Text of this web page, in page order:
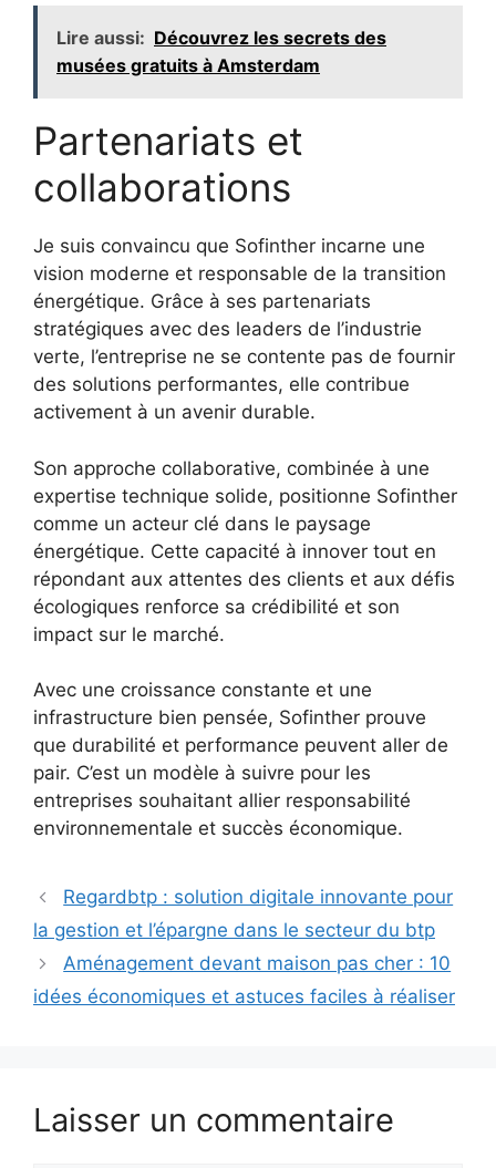
Lire aussi: Découvrez les secrets des
musées gratuits à Amsterdam
Partenariats et
collaborations
Je suis convaincu que Sofinther incarne une
vision moderne et responsable de la transition
énergétique. Grâce à ses partenariats
stratégiques avec des leaders de l’industrie
verte, l’entreprise ne se contente pas de fournir
des solutions performantes, elle contribue
activement à un avenir durable.
Son approche collaborative, combinée à une
expertise technique solide, positionne Sofinther
comme un acteur clé dans le paysage
énergétique. Cette capacité à innover tout en
répondant aux attentes des clients et aux défis
écologiques renforce sa crédibilité et son
impact sur le marché.
Avec une croissance constante et une
infrastructure bien pensée, Sofinther prouve
que durabilité et performance peuvent aller de
pair. C’est un modèle à suivre pour les
entreprises souhaitant allier responsabilité
environnementale et succès économique.
Regardbtp : solution digitale innovante pour
la gestion et l’épargne dans le secteur du btp
Aménagement devant maison pas cher : 10
idées économiques et astuces faciles à réaliser
Laisser un commentaire